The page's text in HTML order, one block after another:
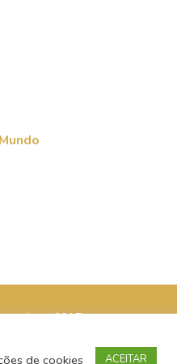
- 2017
de cookies ACEITAR